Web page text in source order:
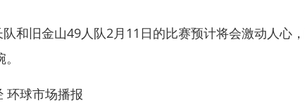
旧金山49人队2月11日的比赛预计将会激动人心
球市场播报